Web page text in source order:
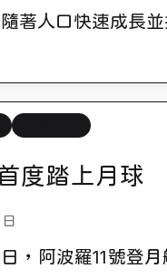
著人口快速成長
度踏上月球
，阿波羅11號登